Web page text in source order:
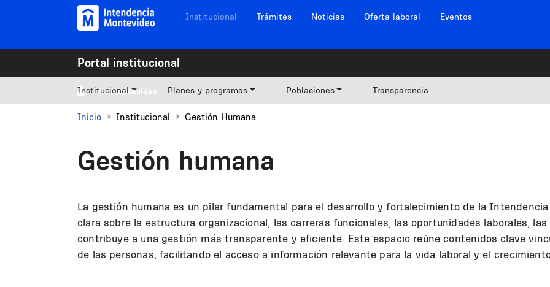
Pasar al contenido principal Navegación sitios
Institucional Trámites Noticias Oferta laboral Eventos
Portal institucional
Mi Montevideo
Institucional Planes y programas Poblaciones Transparencia
Inicio Institucional Gestión Humana
Gestión humana
La gestión humana es un pilar fundamental para el desarrollo y fortalecimiento de la
clara sobre la estructura organizacional, las carreras funcionales, las oportunidades laborales,
contribuye a una gestión más transparente y eficiente. Este espacio reúne contenidos clave
de las personas, facilitando el acceso a información relevante para la vida laboral y el